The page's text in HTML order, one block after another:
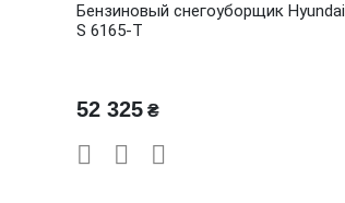
Бензиновый снегоуборщик Hyundai
S 6165-T
52 325₴